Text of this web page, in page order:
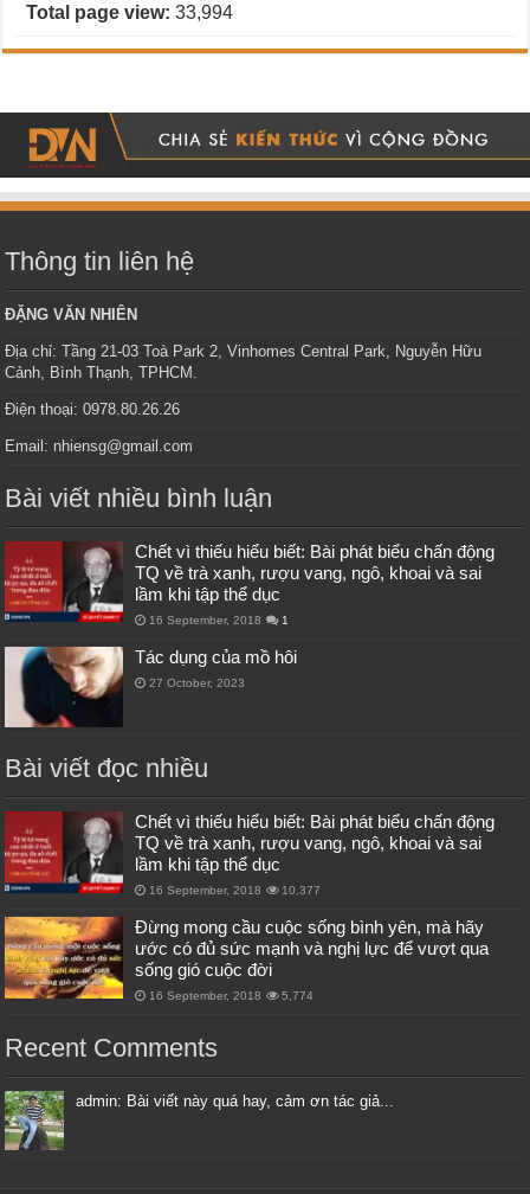
Total page view:33,994
Thông tin liên hệ
ĐẶNG VĂN NHIÊN
Địa chỉ: Tầng 21-03 Toà Park 2, Vinhomes Central Park, Nguyễn Hữu
Cảnh, Bình Thạnh, TPHCM.
Điện thoại: 0978.80.26.26
Email: nhiensg@gmail.com
Bài viết nhiều bình luận
Chết vì thiếu hiểu biết: Bài phát biểu chấn động
TQ về trà xanh, rượu vang, ngô, khoai và sai
lầm khi tập thể dục
16 September, 2018 1
Tác dụng của mồ hôi
27 October, 2023
Bài viết đọc nhiều
Chết vì thiếu hiểu biết: Bài phát biểu chấn động
TQ về trà xanh, rượu vang, ngô, khoai và sai
lầm khi tập thể dục
16 September, 2018 10,377
Đừng mong cầu cuộc sống bình yên, mà hãy
ước có đủ sức mạnh và nghị lực để vượt qua
sống gió cuộc đời
16 September, 2018 5,774
Recent Comments
admin: Bài viết này quá hay, cảm ơn tác giả...